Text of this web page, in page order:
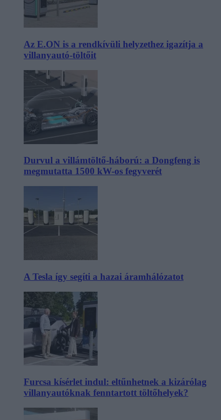
Az E.ON is a rendkívüli helyzethez igazítja a
villanyautó-töltőit
Durvul a villámtöltő-háború: a Dongfeng is
megmutatta 1500 kW-os fegyverét
A Tesla így segíti a hazai áramhálózatot
Furcsa kísérlet indul: eltűnhetnek a kizárólag
villanyautóknak fenntartott töltőhelyek?